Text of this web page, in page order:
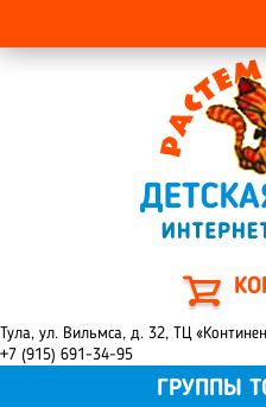
Тула, ул. Вильмса, д. 32, ТЦ
+7 (915) 691-34-95
ГРУППЫ